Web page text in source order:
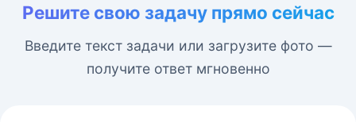
Решите свою задачу прямо сейчас
Введите текст задачи или загрузите фото —
получите ответ мгновенно